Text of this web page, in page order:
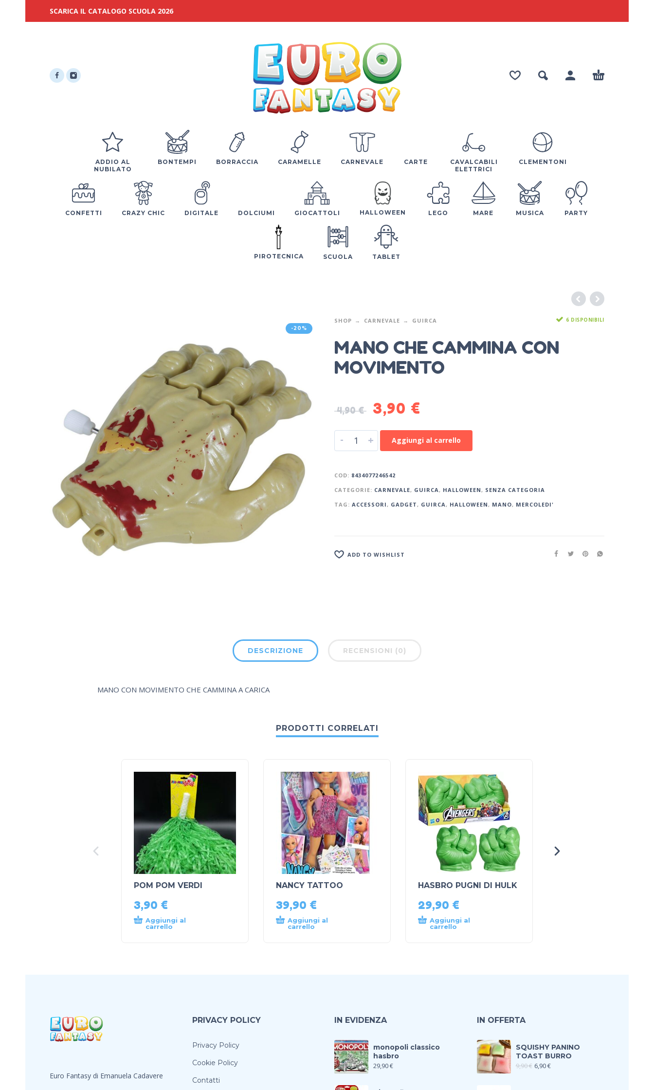
SCARICA IL CATALOGO SCUOLA 2026
ADDIO AL
NUBILATO
BONTEMPI BORRACCIA CARAMELLE CARNEVALE CARTE
CAVALCABILI
ELETTRICI
CLEMENTONI
CONFETTI CRAZY CHIC DIGITALE DOLCIUMI GIOCATTOLI HALLOWEEN LEGO MARE MUSICA PARTY
PIROTECNICA SCUOLA TABLET
-20%
SHOP CARNEVALE GUIRCA 6 DISPONIBILI
MANO CHE CAMMINA CON
MOVIMENTO
4,90€ 3,90 €
- + Aggiungi al carrello
COD: 8434077246542
CATEGORIE: CARNEVALE, GUIRCA, HALLOWEEN, SENZA CATEGORIA
TAG: ACCESSORI, GADGET, GUIRCA, HALLOWEEN, MANO, MERCOLEDI'
ADD TO WISHLIST
DESCRIZIONE RECENSIONI (0)
MANO CON MOVIMENTO CHE CAMMINA A CARICA
PRODOTTI CORRELATI
POM POM VERDI
3,90 €
Aggiungi al
carrello
NANCY TATTOO
39,90 €
Aggiungi al
carrello
HASBRO PUGNI DI HULK
29,90 €
Aggiungi al
carrello
Euro Fantasy di Emanuela Cadavere
PRIVACY POLICY
Privacy Policy
Cookie Policy
Contatti
IN EVIDENZA
monopoli classico
hasbro
29,90€
IN OFFERTA
SQUISHY PANINO
TOAST BURRO
9,90€ 6,90€